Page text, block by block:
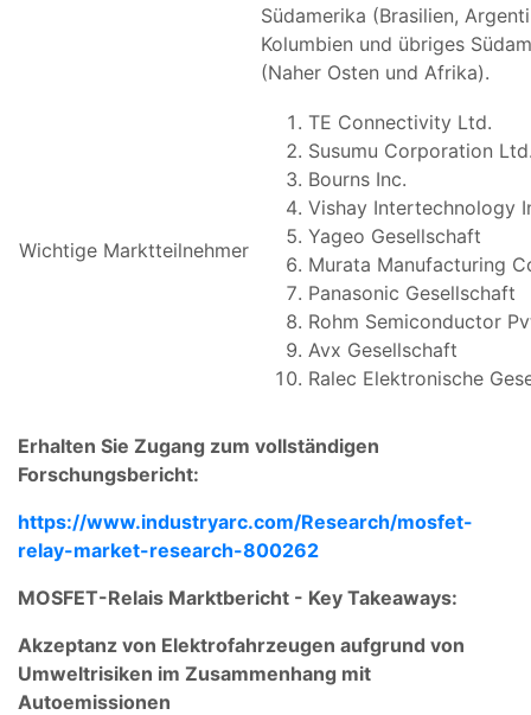
Südamerika (Brasilien,
Kolumbien und übriges
(Naher Osten und Afrika).
Wichtige Marktteilnehmer
TE Connectivity Ltd.
Susumu Corporation
Bourns Inc.
Vishay Intertechnology
Yageo Gesellschaft
Murata Manufacturing
Panasonic Gesellschaft
Rohm Semiconductor
Avx Gesellschaft
Ralec Elektronische
Erhalten Sie Zugang zum vollständigen
Forschungsbericht:
https://www.industryarc.com/Research/mosfet-
relay-market-research-800262
MOSFET-Relais Marktbericht - Key Takeaways:
Akzeptanz von Elektrofahrzeugen aufgrund von
Umweltrisiken im Zusammenhang mit
Autoemissionen